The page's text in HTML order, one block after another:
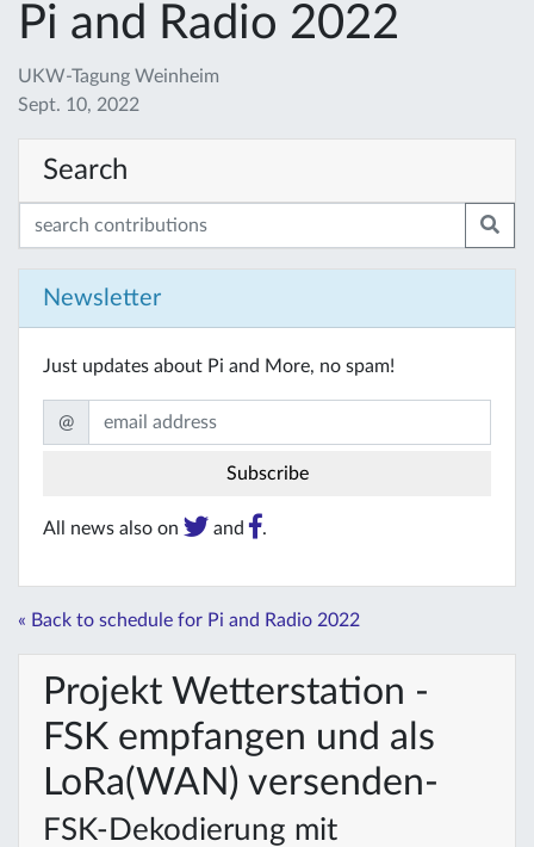
Pi and Radio 2022
UKW-Tagung Weinheim
Sept. 10, 2022
Search
Newsletter
Just updates about Pi and More, no spam!
@
All news also on and .
« Back to schedule for Pi and Radio 2022
Projekt Wetterstation -
FSK empfangen und als
LoRa(WAN) versenden-
FSK-Dekodierung mit